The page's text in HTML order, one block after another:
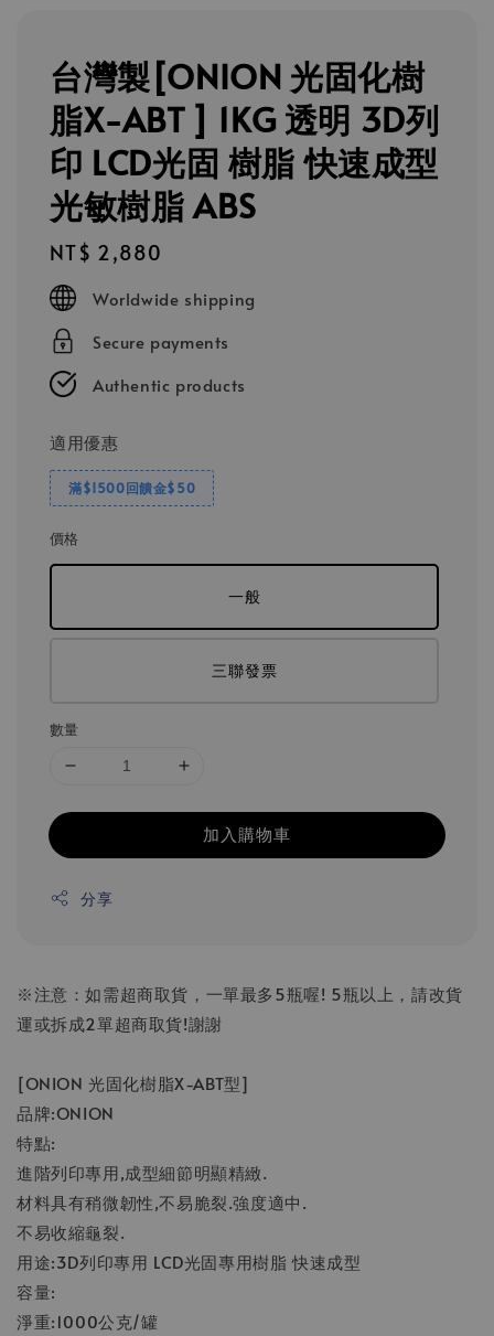
台灣製[ONION 光固化樹
脂X-ABT ] 1KG 透明 3D列
印 LCD光固 樹脂 快速成型
光敏樹脂 ABS
Regular
price
NT$ 2,880
Worldwide shipping
Secure payments
Authentic products
適用優惠
滿$1500回饋金$50
價格
一般
三聯發票
數量
加入購物車
分享
※注意：如需超商取貨，一單最多5瓶喔! 5瓶以上，請改貨
運或拆成2單超商取貨!謝謝
[ONION 光固化樹脂X-ABT型]
品牌:ONION
特點:
進階列印專用,成型細節明顯精緻.
材料具有稍微韌性,不易脆裂.強度適中.
不易收縮龜裂.
用途:3D列印專用 LCD光固專用樹脂 快速成型
容量:
淨重:1000公克/罐